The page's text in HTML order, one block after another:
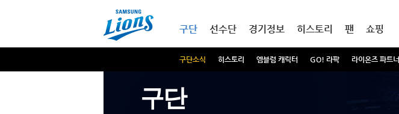
구단
구단소식 히스토리 엠블럼 캐릭터 GO! 라팍 라이온즈 파트너
선수단 경기정보 히스토리 팬 쇼핑
구단